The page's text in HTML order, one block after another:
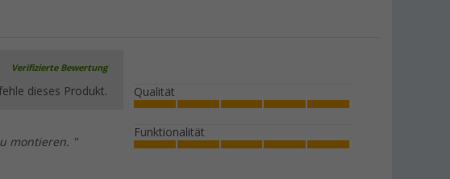
Verifizierte Bewertung
dieses Produkt.
montieren. "
Qualität
Funktionalität